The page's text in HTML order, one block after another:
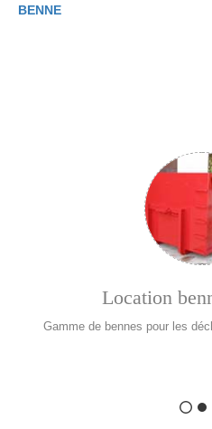
BENNE
Location
Gamme de bennes pour les